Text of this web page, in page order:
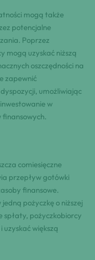
mogą także
potencjalne
Poprzez
mogą uzyskać niższą
oszczędności na
zapewnić
umożliwiając
w
finansowych.
comiesięczne
przepływ gotówki
finansowe.
pożyczkę o niższej
spłaty, pożyczkobiorcy
uzyskać większą